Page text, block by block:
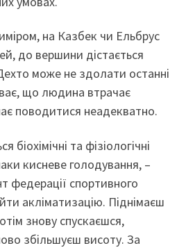
на Казбек чи Ельбрус
до вершини дістається
може не здолати останні
що людина втрачає
поводитися неадекватно.
біохімічні та фізіологічні
кисневе голодування, –
федерації спортивного
акліматизацію. Піднімаєш
знову спускаєшся,
збільшуєш висоту. За